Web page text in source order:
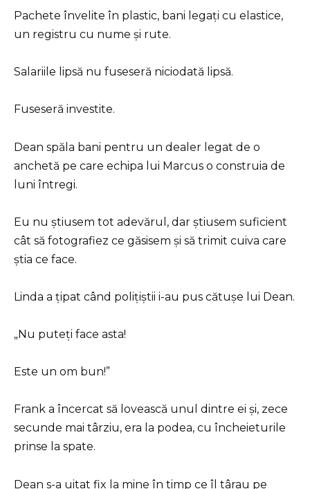
Pachete învelite în plastic, bani legați cu elastice,
un registru cu nume și rute.
Salariile lipsă nu fuseseră niciodată lipsă.
Fuseseră investite.
Dean spăla bani pentru un dealer legat de o
anchetă pe care echipa lui Marcus o construia de
luni întregi.
Eu nu știusem tot adevărul, dar știusem suficient
cât să fotografiez ce găsisem și să trimit cuiva care
știa ce face.
Linda a țipat când polițiștii i-au pus cătușe lui Dean.
„Nu puteți face asta!
Este un om bun!”
Frank a încercat să lovească unul dintre ei și, zece
secunde mai târziu, era la podea, cu încheieturile
prinse la spate.
Dean s-a uitat fix la mine în timp ce îl târau pe